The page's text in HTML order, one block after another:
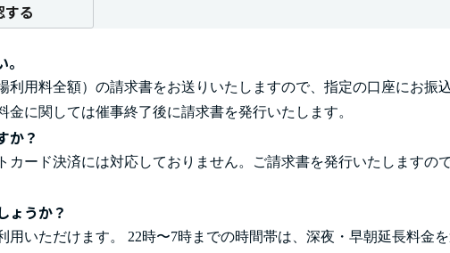
る
利用料全額）の請求書をお送りいたしますので、指定の口座にお振
金に関しては催事終了後に請求書を発行いたします。
か？
カード決済には対応しておりません。ご請求書を発行いたしますの
ょうか？
用いただけます。 22時〜7時までの時間帯は、深夜・早朝延長料金